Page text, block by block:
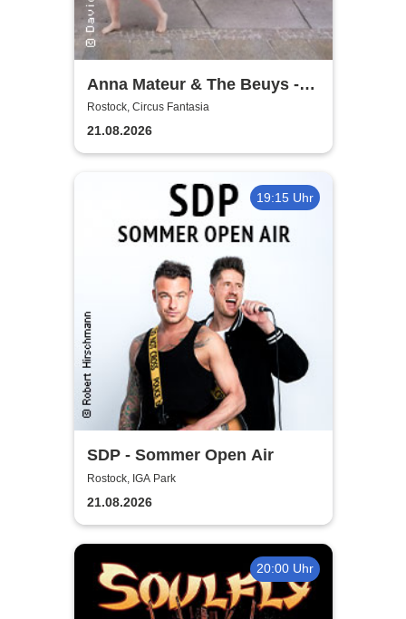
Anna Mateur & The Beuys -
Kaoshüter
Rostock, Circus Fantasia
21.08.2026
19:15 Uhr
SDP - Sommer Open Air
Rostock, IGA Park
21.08.2026
20:00 Uhr